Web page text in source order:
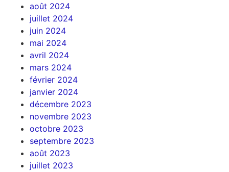
août 2024
juillet 2024
juin 2024
mai 2024
avril 2024
mars 2024
février 2024
janvier 2024
décembre 2023
novembre 2023
octobre 2023
septembre 2023
août 2023
juillet 2023